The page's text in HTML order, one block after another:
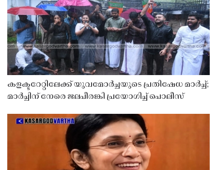
കളക്ടറേറ്റിലേക്ക് യുവമോർച്ചയുടെ പ്രതിഷേധ മാർച്ച്;
മാർച്ചിന് നേരെ ജലപീരങ്കി പ്രയോഗിച്ച് പൊലീസ്